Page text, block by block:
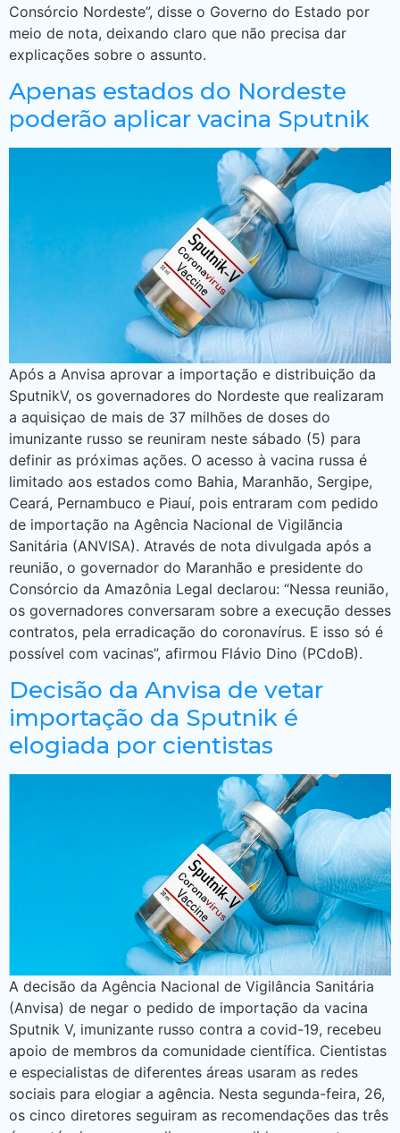
Consórcio Nordeste”, disse o Governo do Estado por
meio de nota, deixando claro que não precisa dar
explicações sobre o assunto.
Apenas estados do Nordeste
poderão aplicar vacina Sputnik
Após a Anvisa aprovar a importação e distribuição da
SputnikV, os governadores do Nordeste que realizaram
a aquisiçao de mais de 37 milhões de doses do
imunizante russo se reuniram neste sábado (5) para
definir as próximas ações. O acesso à vacina russa é
limitado aos estados como Bahia, Maranhão, Sergipe,
Ceará, Pernambuco e Piauí, pois entraram com pedido
de importação na Agência Nacional de Vigilãncia
Sanitária (ANVISA). Através de nota divulgada após a
reunião, o governador do Maranhão e presidente do
Consórcio da Amazônia Legal declarou: “Nessa reunião,
os governadores conversaram sobre a execução desses
contratos, pela erradicação do coronavírus. E isso só é
possível com vacinas”, afirmou Flávio Dino (PCdoB).
Decisão da Anvisa de vetar
importação da Sputnik é
elogiada por cientistas
A decisão da Agência Nacional de Vigilância Sanitária
(Anvisa) de negar o pedido de importação da vacina
Sputnik V, imunizante russo contra a covid-19, recebeu
apoio de membros da comunidade científica. Cientistas
e especialistas de diferentes áreas usaram as redes
sociais para elogiar a agência. Nesta segunda-feira, 26,
os cinco diretores seguiram as recomendações das três